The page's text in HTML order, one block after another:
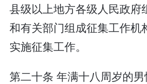
县级以上地方各级人民政府
和有关部门组成征集工作机
实施征集工作。
第二十条 年满十八周岁的